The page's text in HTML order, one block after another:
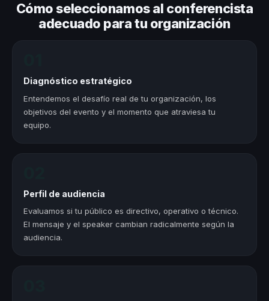
Cómo seleccionamos al conferencista
adecuado para tu organización
Diagnóstico estratégico
Entendemos el desafío real de tu organización, los
objetivos del evento y el momento que atraviesa tu
equipo.
Perfil de audiencia
Evaluamos si tu público es directivo, operativo o técnico.
El mensaje y el speaker cambian radicalmente según la
audiencia.